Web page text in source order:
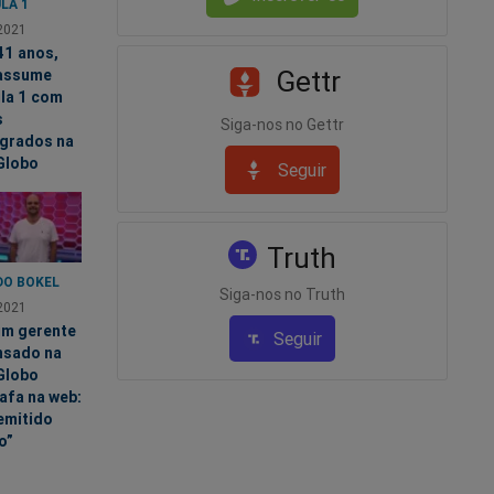
1
anos,
1 com
na
BOKEL
gerente
na
na web:
Gettr
Siga-nos no Gettr
Seguir
Truth
Siga-nos no Truth
Seguir